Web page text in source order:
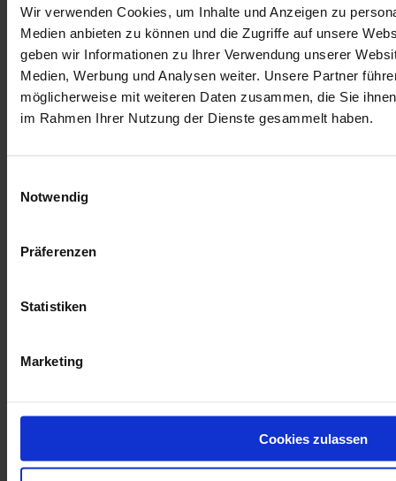
Wir verwenden Cookies, um Inhalte und Anzeigen zu
Medien anbieten zu können und die Zugriffe auf unsere
geben wir Informationen zu Ihrer Verwendung unserer
Medien, Werbung und Analysen weiter. Unsere Partner
möglicherweise mit weiteren Daten zusammen, die Sie
im Rahmen Ihrer Nutzung der Dienste gesammelt haben.
Notwendig
Präferenzen
Statistiken
Marketing
Cookies zulassen
FAIRtrieben, die vom gemeinnützigen Unternehmen Job-TransFair
bei der Suche nach einem neuen Job unterstützt werden. In der
Abteilung Die Kümmerei finden diese Menschen eine
Beschäftigung auf Zeit, in der sie wertvolle Arbeitserfahrungen –
wie zum Beispiel im Verkauf \& Vertrieb - sammeln können. Job-
TransFair wird vom Arbeitsmarktservice Wien gefördert.)
Das umfassende Sticker Album ist die erste Ausgabe bei der die
Für viele weitere AKTUELLE INFORMATIONEN \&
Mehr Informationen